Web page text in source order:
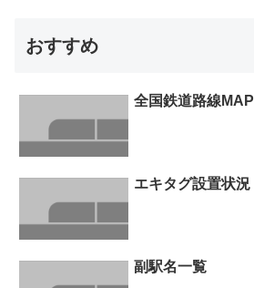
おすすめ
全国鉄道路線MAP
エキタグ設置状況
副駅名一覧